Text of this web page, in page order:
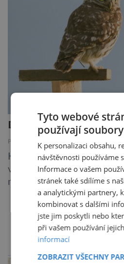
podíváme na ochranu
Electrified S2 a X2, pak je
Další rána pro
PŘÍRODA
Kriticky ohrožený sýček
významně posílil populaci
množství hrabošů. Teď pro
může být hrozbou.
trávit hraboše plošně
srpna jim to umožňuje
kontrolního a zkušebního
(ÚKZÚZ) podřízeného
zemědělství. Ornitologové
DALŠÍ
Tyto webové
používají
K personalizaci obsahu,
návštěvnosti používáme
Informace o vašem
stránek také sdílíme s
a analytickými partnery,
kombinovat s dalšími
jste jim poskytli nebo
při vašem používání
informací
ZOBRAZIT VŠECHNY